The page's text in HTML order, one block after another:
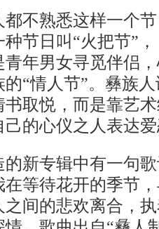
熟悉这样一个节
种节日叫“火把节”
青年男女寻觅伴侣
“情人节”。彝族
取悦，而是靠艺
的心仪之人表达
专辑中有一句歌
在等待花开的季节
间的悲欢离合，